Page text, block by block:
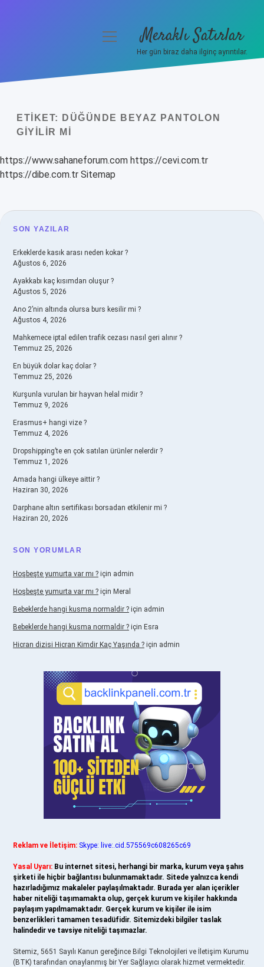
Yasal Uyarı
Hakkımızda
menüyü
Meraklı Satırlar
Her gün biraz daha ilginç ayrıntılar.
ETIKET:
DÜĞÜNDE BEYAZ PANTOLON
GIYILIR MI
https://www.sahaneforum.com https://cevi.com.tr
https://dibe.com.tr Sitemap
SIDEBAR
SON YAZILAR
Erkeklerde kasık arası neden kokar ?
Ağustos 6, 2026
Ayakkabı kaç kısımdan oluşur ?
Ağustos 5, 2026
Ano 2’nin altında olursa burs kesilir mi ?
Ağustos 4, 2026
Mahkemece iptal edilen trafik cezası nasıl geri alınır ?
Temmuz 25, 2026
En büyük dolar kaç dolar ?
Temmuz 25, 2026
Kurşunla vurulan bir hayvan helal midir ?
Temmuz 9, 2026
Erasmus+ hangi vize ?
Temmuz 4, 2026
Dropshipping’te en çok satılan ürünler nelerdir ?
Temmuz 1, 2026
Amada hangi ülkeye aittir ?
Haziran 30, 2026
Darphane altın sertifikası borsadan etkilenir mi ?
Haziran 20, 2026
SON YORUMLAR
Hoşbeşte yumurta var mı ? için admin
Hoşbeşte yumurta var mı ? için Meral
Bebeklerde hangi kusma normaldir ? için admin
Bebeklerde hangi kusma normaldir ? için Esra
Hicran dizisi Hicran Kimdir Kaç Yaşında ? için admin
Reklam ve İletişim: Skype: live:.cid.575569c608265c69
Yasal Uyarı: Bu internet sitesi, herhangi bir marka, kurum veya şahıs
şirketi ile hiçbir bağlantısı bulunmamaktadır. Sitede yalnızca kendi
hazırladığımız makaleler paylaşılmaktadır. Burada yer alan içerikler
haber niteliği taşımamakta olup, gerçek kurum ve kişiler hakkında
paylaşım yapılmamaktadır. Gerçek kurum ve kişiler ile isim
benzerlikleri tamamen tesadüfidir. Sitemizdeki bilgiler taslak
halindedir ve tavsiye niteliği taşımazlar.
Sitemiz, 5651 Sayılı Kanun gereğince Bilgi Teknolojileri ve İletişim Kurumu
(BTK) tarafından onaylanmış bir Yer Sağlayıcı olarak hizmet vermektedir.